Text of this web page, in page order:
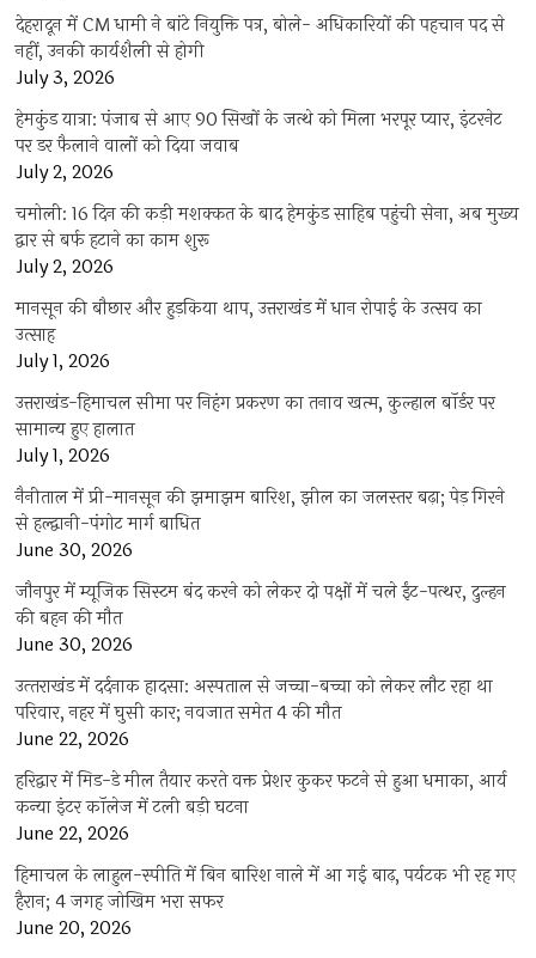
देहरादून में CM धामी ने बांटे नियुक्ति पत्र, बोले- अधिकारियों की पहचान पद से
नहीं, उनकी कार्यशैली से होगी
July 3, 2026
हेमकुंड यात्रा: पंजाब से आए 90 सिखों के जत्थे को मिला भरपूर प्यार, इंटरनेट
पर डर फैलाने वालों को दिया जवाब
July 2, 2026
चमोली: 16 दिन की कड़ी मशक्कत के बाद हेमकुंड साहिब पहुंची सेना, अब मुख्य
द्वार से बर्फ हटाने का काम शुरू
July 2, 2026
मानसून की बौछार और हुड़किया थाप, उत्तराखंड में धान रोपाई के उत्सव का
उत्साह
July 1, 2026
उत्तराखंड-हिमाचल सीमा पर निहंग प्रकरण का तनाव खत्म, कुल्हाल बॉर्डर पर
सामान्य हुए हालात
July 1, 2026
नैनीताल में प्री-मानसून की झमाझम बारिश, झील का जलस्तर बढ़ा; पेड़ गिरने
से हल्द्वानी-पंगोट मार्ग बाधित
June 30, 2026
जौनपुर में म्यूजिक सिस्टम बंद करने को लेकर दो पक्षों में चले ईंट-पत्थर, दुल्हन
की बहन की मौत
June 30, 2026
उत्‍तराखंड में दर्दनाक हादसा: अस्पताल से जच्चा-बच्चा को लेकर लौट रहा था
परिवार, नहर में घुसी कार; नवजात समेत 4 की मौत
June 22, 2026
हरिद्वार में मिड-डे मील तैयार करते वक्त प्रेशर कुकर फटने से हुआ धमाका, आर्य
कन्या इंटर कॉलेज में टली बड़ी घटना
June 22, 2026
हिमाचल के लाहुल-स्पीति में बिन बारिश नाले में आ गई बाढ़, पर्यटक भी रह गए
हैरान; 4 जगह जोखिम भरा सफर
June 20, 2026